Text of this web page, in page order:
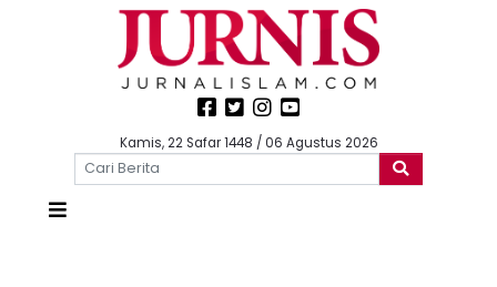
Kamis, 22 Safar 1448 / 06 Agustus 2026